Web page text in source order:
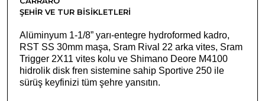
ŞEHIR VE TUR BISIKLETLERI
Alüminyum 1-1/8” yarı-entegre hydroformed kadro,
RST SS 30mm maşa, Sram Rival 22 arka vites, Sram
Trigger 2X11 vites kolu ve Shimano Deore M4100
hidrolik disk fren sistemine sahip Sportive 250 ile
sürüş keyfinizi tüm şehre yansıtın.